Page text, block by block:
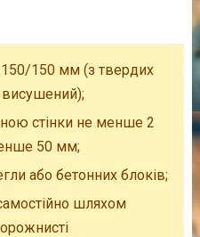
150 мм (з твердих
висушений);
стінки не менше 2
50 мм;
або бетонних блоків;
шляхом